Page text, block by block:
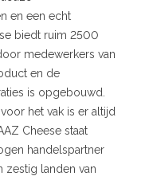
en een echt
biedt ruim 2500
medewerkers van
en de
is opgebouwd.
het vak is er altijd
Cheese staat
handelspartner
zestig landen van